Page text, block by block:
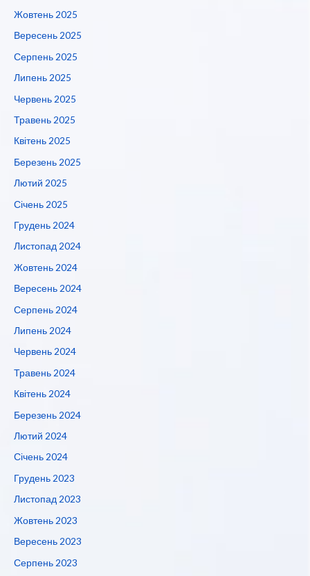
Жовтень 2025
Вересень 2025
Серпень 2025
Липень 2025
Червень 2025
Травень 2025
Квітень 2025
Березень 2025
Лютий 2025
Січень 2025
Грудень 2024
Листопад 2024
Жовтень 2024
Вересень 2024
Серпень 2024
Липень 2024
Червень 2024
Травень 2024
Квітень 2024
Березень 2024
Лютий 2024
Січень 2024
Грудень 2023
Листопад 2023
Жовтень 2023
Вересень 2023
Серпень 2023